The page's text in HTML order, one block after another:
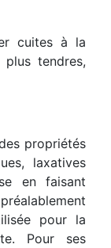
cuites à la
tendres,
propriétés
laxatives
en faisant
pour la
Pour ses